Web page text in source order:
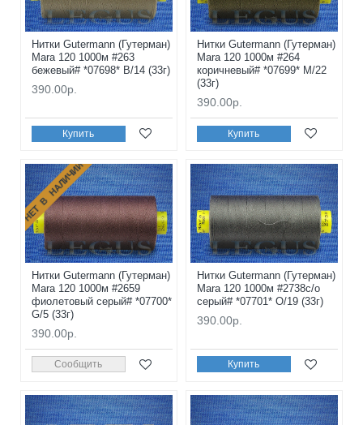
Нитки Gutermann (Гутерман)
Mara 120 1000м #263
бежевый# *07698* B/14 (33г)
390.00р.
Купить
Нитки Gutermann (Гутерман)
Mara 120 1000м #264
коричневый# *07699* M/22
(33г)
390.00р.
Купить
НЕТ В НАЛИЧИИ
Нитки Gutermann (Гутерман)
Mara 120 1000м #2659
фиолетовый серый# *07700*
G/5 (33г)
390.00р.
Сообщить
Нитки Gutermann (Гутерман)
Mara 120 1000м #2738с/о
серый# *07701* O/19 (33г)
390.00р.
Купить